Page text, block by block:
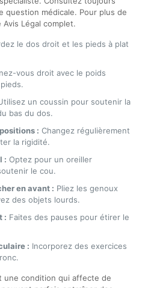
question médicale. Pour plus de
Légal complet.
le dos droit et les pieds à plat
vous droit avec le poids
un coussin pour soutenir la
bas du dos.
: Changez régulièrement
la rigidité.
: Optez pour un oreiller
le cou.
en avant : Pliez les genoux
des objets lourds.
: Faites des pauses pour étirer le
: Incorporez des exercices
condition qui affecte de